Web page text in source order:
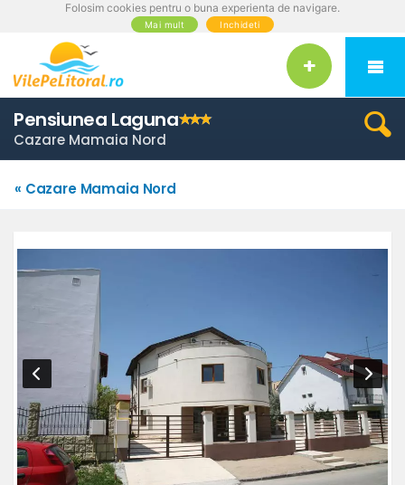
Folosim cookies pentru o buna experienta de navigare.
Mai mult Inchideti
Pensiunea Laguna
Cazare Mamaia Nord
« Cazare Mamaia Nord